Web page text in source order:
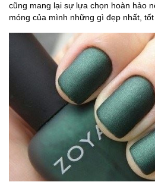
cũng mang lại sự lựa chọn hoàn hảo
móng của mình những gì đẹp nhất, tốt